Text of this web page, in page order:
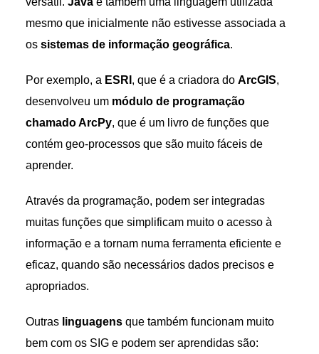
mesmo que inicialmente não estivesse associada a
os sistemas de informação geográfica.
Por exemplo, a ESRI , que é a criadora do ArcGIS,
desenvolveu um módulo de programação
chamado ArcPy, que é um livro de funções que
contém geo-processos que são muito fáceis de
aprender.
Através da programação, podem ser integradas
muitas funções que simplificam muito o acesso à
informação e a tornam numa ferramenta eficiente e
eficaz, quando são necessários dados precisos e
apropriados.
Outras linguagensque também funcionam muito
bem com os SIG e podem ser aprendidas são: